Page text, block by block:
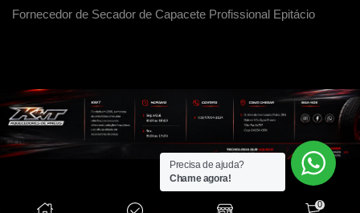
Fornecedor de Secador de Capacete Profissional Epitácio
0
Precisa de ajuda?
Chame agora!